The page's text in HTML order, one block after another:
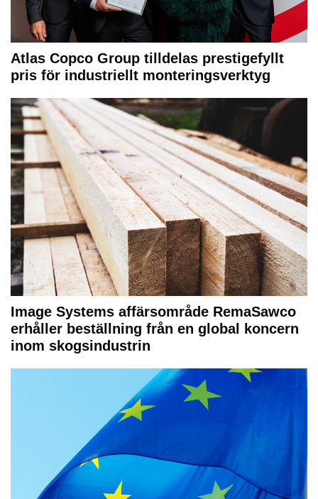
Atlas Copco Group tilldelas prestigefyllt
pris för industriellt monteringsverktyg
Image Systems affärsområde RemaSawco
erhåller beställning från en global koncern
inom skogsindustrin